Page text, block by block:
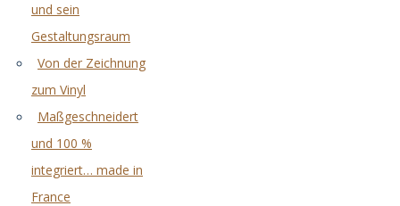
und sein
Gestaltungsraum
Von der Zeichnung
zum Vinyl
Maßgeschneidert
und 100 %
integriert… made in
France